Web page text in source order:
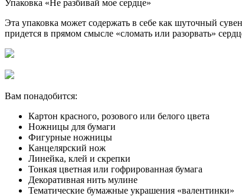
Упаковка «Не разбивай мое сердце»
Эта упаковка может содержать в себе как шуточный
придется в прямом смысле «сломать или разорвать»
Вам понадобится:
Картон красного, розового или белого цвета
Ножницы для бумаги
Фигурные ножницы
Канцелярский нож
Линейка, клей и скрепки
Тонкая цветная или гофрированная бумага
Декоративная нить мулине
Тематические бумажные украшения «валентинки»